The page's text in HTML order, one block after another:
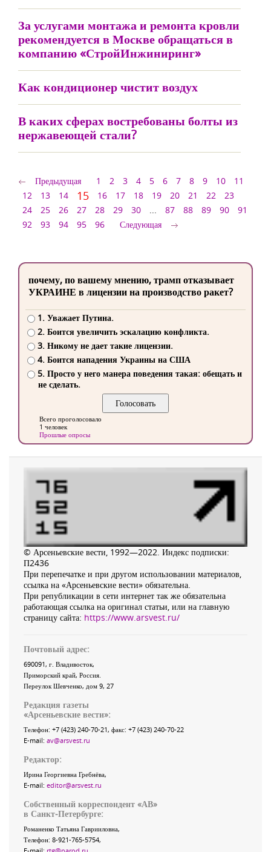
За услугами монтажа и ремонта кровли
рекомендуется в Москве обращаться в
компанию «СтройИнжиниринг»
Как кондиционер чистит воздух
В каких сферах востребованы болты из
нержавеющей стали?
Предыдущая 1 2 3 4 5 6 7 8 9 10
11
12
13 14 15 16 17 18 19 20 21 22
23
24
25 26 27 28 29 30 ... 87 88 89 90
91
92
93 94 95 96 Следующая
почему, по вашему мнению, трамп отказывает
УКРАИНЕ в лицензии на производство ракет?
1. Уважает Путина.
2. Боится увеличить эскалацию конфликта.
3. Никому не дает такие лицензии.
4. Боится нападения Украины на США
5. Просто у него манера поведения такая: обещать и
не сделать.
Всего проголосовало
1 человек
Прошлые опросы
© Арсеньевские вести, 1992—2022. Индекс подписки:
П2436
При перепечатке и при другом использовании материалов,
ссылка на «Арсеньевские вести» обязательна.
При републикации в сети интернет так же обязательна
работающая ссылка на оригинал статьи, или на главную
страницу сайта: https://www.arsvest.ru/
Почтовый адрес:
690091, г. Владивосток,
Приморский край, Россия
Переулок Шевченко, дом 9, 27
Редакция газеты
«Арсеньевские вести»:
Телефон: +7 (423) 240-70-21, факс: +7 (423) 240-70-22
E-mail: av@arsvest.ru
Редактор:
Ирина Георгиевна Гребнёва,
E-mail: editor@arsvest.ru
Собственный корреспондент «АВ»
в Санкт-Петербурге:
Романенко Татьяна Гаврииловна,
Телефон: 8-921-765-5754,